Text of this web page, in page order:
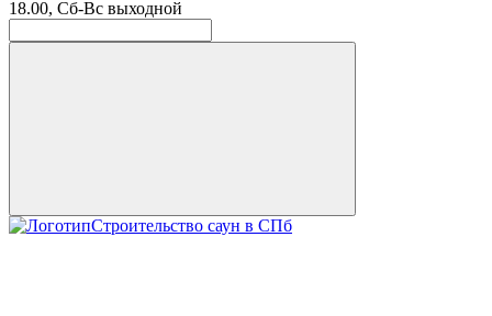
18.00, Сб-Вс выходной
Строительство саун в СПб